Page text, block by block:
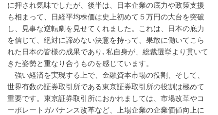
に押され気味でしたが、後半は、日本企業の底力や政策支援
も相まって、日経平均株価は史上初めて５万円の大台を突破
し、見事な逆転劇を見せてくれました。これは、日本の底力
を信じて、絶対に諦めない決意を持って、果敢に働いてこら
れた日本の皆様の成果であり､私自身が、総裁選挙より貫いて
きた姿勢と重なり合うものを感じています。
強い経済を実現する上で、金融資本市場の役割、そして、
世界有数の証券取引所である東京証券取引所の役割は極めて
重要です。東京証券取引所におかれましては、市場改革やコ
ーポレートガバナンス改革など、上場企業の企業価値向上に